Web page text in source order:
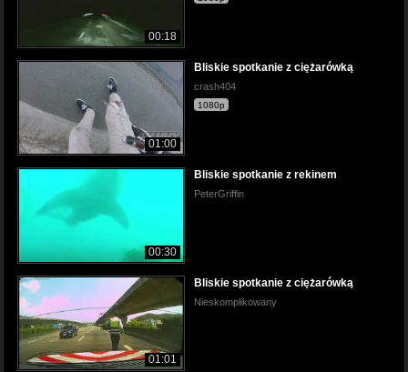
00:18
01:00
Bliskie spotkanie z ciężarówką
crash404
1080p
00:30
Bliskie spotkanie z rekinem
PeterGriffin
01:01
Bliskie spotkanie z ciężarówką
Nieskomplikowany